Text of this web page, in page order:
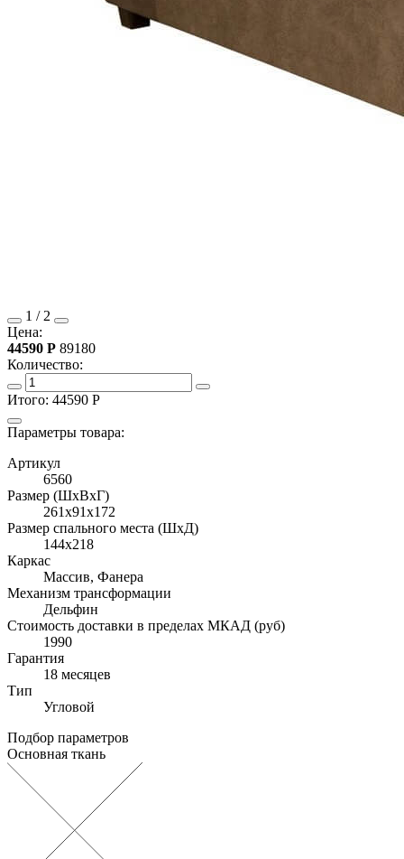
1 / 2
Цена:
44590 Р 89180
Количество:
Итого: 44590 Р
Параметры товара:
Артикул
6560
Размер (ШхВхГ)
261x91x172
Размер спального места (ШхД)
144x218
Каркас
Массив, Фанера
Механизм трансформации
Дельфин
Стоимость доставки в пределах МКАД (руб)
1990
Гарантия
18 месяцев
Тип
Угловой
Подбор параметров
Основная ткань